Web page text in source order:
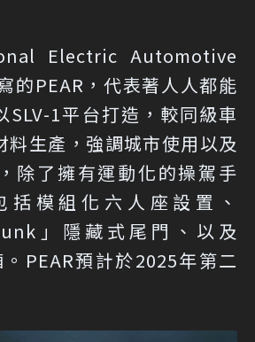
Electric Automotive
的PEAR，代表著人人都能
SLV-1平台打造，較同級車
料生產，強調城市使用以及
除了擁有運動化的操駕手
括模組化六人座設置、
」隱藏式尾門、以及
PEAR預計於2025年第二